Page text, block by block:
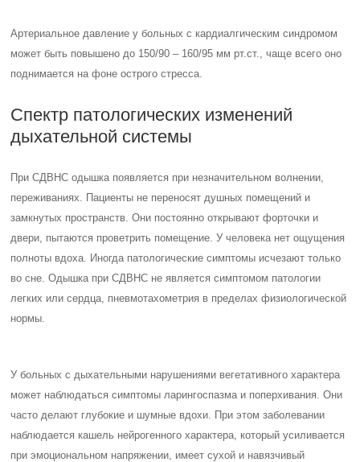
Артериальное давление у больных с кардиалгическим синдромом
может быть повышено до 150/90 – 160/95 мм рт.ст., чаще всего оно
поднимается на фоне острого стресса.
Спектр патологических изменений
дыхательной системы
При СДВНС одышка появляется при незначительном волнении,
переживаниях. Пациенты не переносят душных помещений и
замкнутых пространств. Они постоянно открывают форточки и
двери, пытаются проветрить помещение. У человека нет ощущения
полноты вдоха. Иногда патологические симптомы исчезают только
во сне. Одышка при СДВНС не является симптомом патологии
легких или сердца, пневмотахометрия в пределах физиологической
нормы.
У больных с дыхательными нарушениями вегетативного характера
может наблюдаться симптомы ларингоспазма и поперхивания. Они
часто делают глубокие и шумные вдохи. При этом заболевании
наблюдается кашель нейрогенного характера, который усиливается
при эмоциональном напряжении, имеет сухой и навязчивый